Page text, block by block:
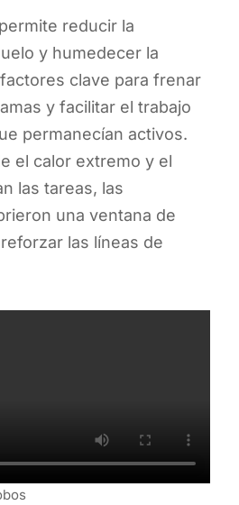
reducir la
y humedecer la
clave para frenar
y facilitar el trabajo
permanecían activos.
el calor extremo y el
las tareas, las
una ventana de
las líneas de